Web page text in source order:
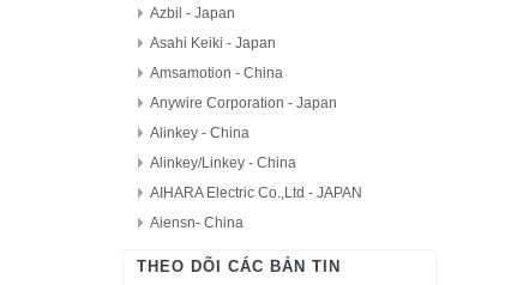
Azbil - Japan
Asahi Keiki - Japan
Amsamotion - China
Anywire Corporation - Japan
Alinkey - China
Alinkey/Linkey - China
AIHARA Electric Co.,Ltd - JAPAN
Aiensn- China
AutomationDirect - USA
THEO DÕI CÁC BẢN TIN